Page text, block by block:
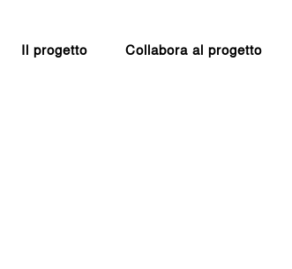
Il progetto Collabora al progetto